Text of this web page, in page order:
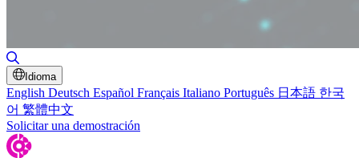
Idioma
English Deutsch Español Français Italiano Português 日本語 한국
어 繁體中文
Solicitar una demostración